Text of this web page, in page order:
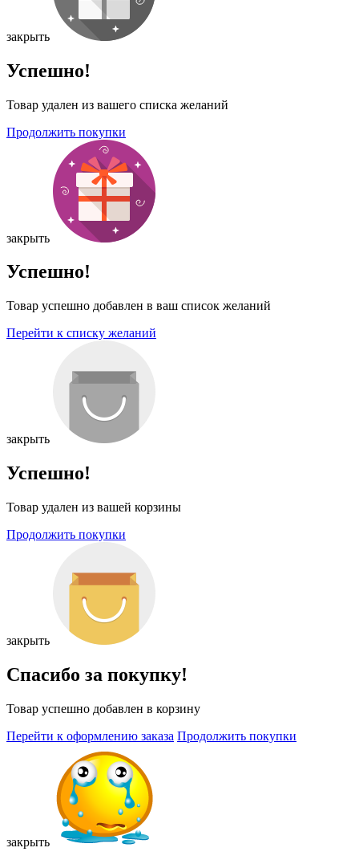
закрыть
Успешно!
Товар удален из вашего списка желаний
Продолжить покупки
закрыть
Успешно!
Товар успешно добавлен в ваш список желаний
Перейти к списку желаний
закрыть
Успешно!
Товар удален из вашей корзины
Продолжить покупки
закрыть
Спасибо за покупку!
Товар успешно добавлен в корзину
Перейти к оформлению заказа Продолжить покупки
закрыть